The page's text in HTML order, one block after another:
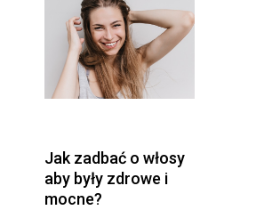
Jak zadbać o włosy
aby były zdrowe i
mocne?